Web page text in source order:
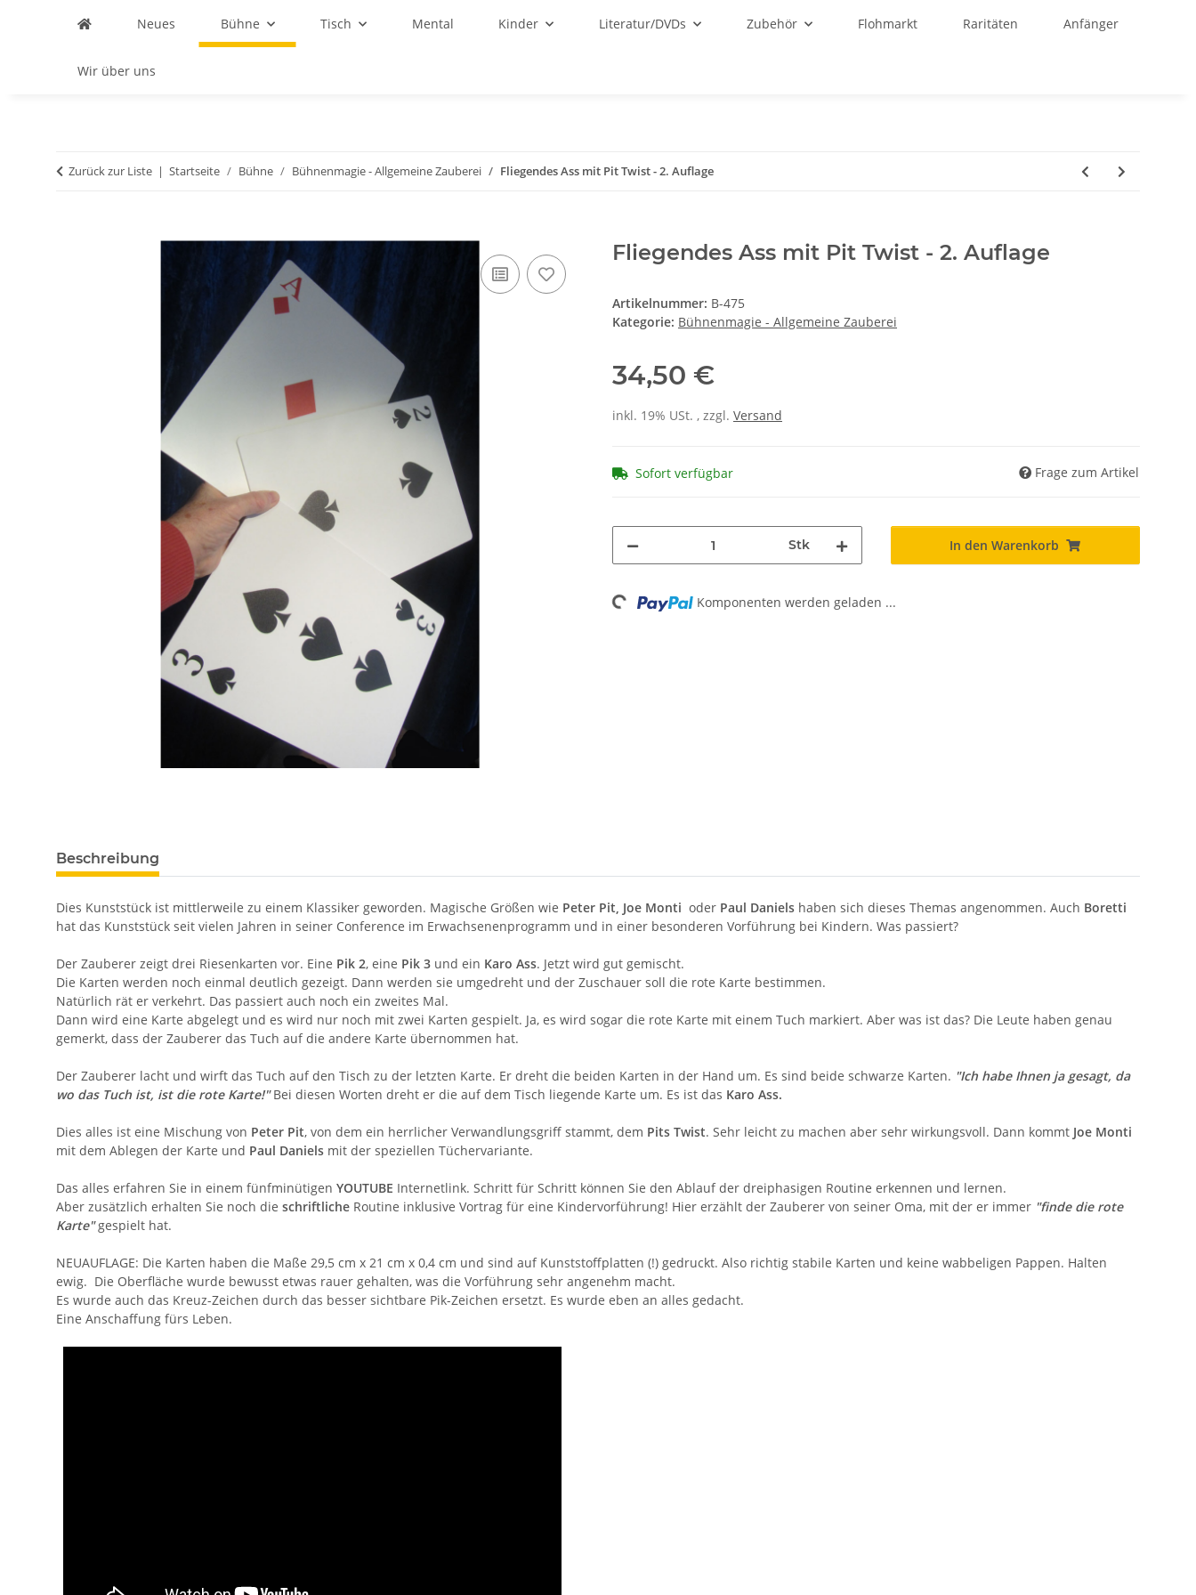
Neues Bühne Tisch Mental Kinder Literatur/DVDs Zubehör Flohmarkt Raritäten Anfänger
Wir über uns
Zurück zur Liste Startseite Bühne Bühnenmagie - Allgemeine Zauberei Fliegendes Ass mit Pit Twist - 2. Auflage
Fliegendes Ass mit Pit Twist - 2. Auflage
Artikelnummer: B-475
Kategorie: Bühnenmagie - Allgemeine Zauberei
34,50 €
inkl. 19% USt. , zzgl. Versand
Sofort verfügbar Frage zum Artikel
Stk In den Warenkorb
Loading... Komponenten werden geladen ...
Beschreibung
Dies Kunststück ist mittlerweile zu einem Klassiker geworden. Magische Größen wie Peter Pit, Joe Monti oder Paul Daniels haben sich dieses Themas angenommen. Auch Boretti
hat das Kunststück seit vielen Jahren in seiner Conference im Erwachsenenprogramm und in einer besonderen Vorführung bei Kindern. Was passiert?
Der Zauberer zeigt drei Riesenkarten vor. Eine Pik 2, eine Pik 3 und ein Karo Ass. Jetzt wird gut gemischt.
Die Karten werden noch einmal deutlich gezeigt. Dann werden sie umgedreht und der Zuschauer soll die rote Karte bestimmen.
Natürlich rät er verkehrt. Das passiert auch noch ein zweites Mal.
Dann wird eine Karte abgelegt und es wird nur noch mit zwei Karten gespielt. Ja, es wird sogar die rote Karte mit einem Tuch markiert. Aber was ist das? Die Leute haben genau
gemerkt, dass der Zauberer das Tuch auf die andere Karte übernommen hat.
Der Zauberer lacht und wirft das Tuch auf den Tisch zu der letzten Karte. Er dreht die beiden Karten in der Hand um. Es sind beide schwarze Karten. "Ich habe Ihnen ja gesagt, da
wo das Tuch ist, ist die rote Karte!"Bei diesen Worten dreht er die auf dem Tisch liegende Karte um. Es ist das Karo Ass.
Dies alles ist eine Mischung von Peter Pit, von dem ein herrlicher Verwandlungsgriff stammt, dem Pits Twist. Sehr leicht zu machen aber sehr wirkungsvoll. Dann kommt Joe Monti
mit dem Ablegen der Karte und Paul Daniels mit der speziellen Tüchervariante.
Das alles erfahren Sie in einem fünfminütigen YOUTUBE Internetlink. Schritt für Schritt können Sie den Ablauf der dreiphasigen Routine erkennen und lernen.
Aber zusätzlich erhalten Sie noch die schriftliche Routine inklusive Vortrag für eine Kindervorführung! Hier erzählt der Zauberer von seiner Oma, mit der er immer "finde die rote
Karte"gespielt hat.
NEUAUFLAGE: Die Karten haben die Maße 29,5 cm x 21 cm x 0,4 cm und sind auf Kunststoffplatten (!) gedruckt. Also richtig stabile Karten und keine wabbeligen Pappen. Halten
ewig. Die Oberfläche wurde bewusst etwas rauer gehalten, was die Vorführung sehr angenehm macht.
Es wurde auch das Kreuz-Zeichen durch das besser sichtbare Pik-Zeichen ersetzt. Es wurde eben an alles gedacht.
Eine Anschaffung fürs Leben.